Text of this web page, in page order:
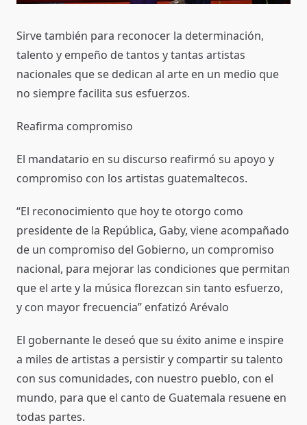
Sirve también para reconocer la determinación,
talento y empeño de tantos y tantas artistas
nacionales que se dedican al arte en un medio que
no siempre facilita sus esfuerzos.
Reafirma compromiso
El mandatario en su discurso reafirmó su apoyo y
compromiso con los artistas guatemaltecos.
“El reconocimiento que hoy te otorgo como
presidente de la República, Gaby, viene acompañado
de un compromiso del Gobierno, un compromiso
nacional, para mejorar las condiciones que permitan
que el arte y la música florezcan sin tanto esfuerzo,
y con mayor frecuencia” enfatizó Arévalo
El gobernante le deseó que su éxito anime e inspire
a miles de artistas a persistir y compartir su talento
con sus comunidades, con nuestro pueblo, con el
mundo, para que el canto de Guatemala resuene en
todas partes.